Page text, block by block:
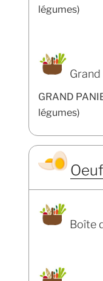
légumes)
GRAND
légumes)
Boîte